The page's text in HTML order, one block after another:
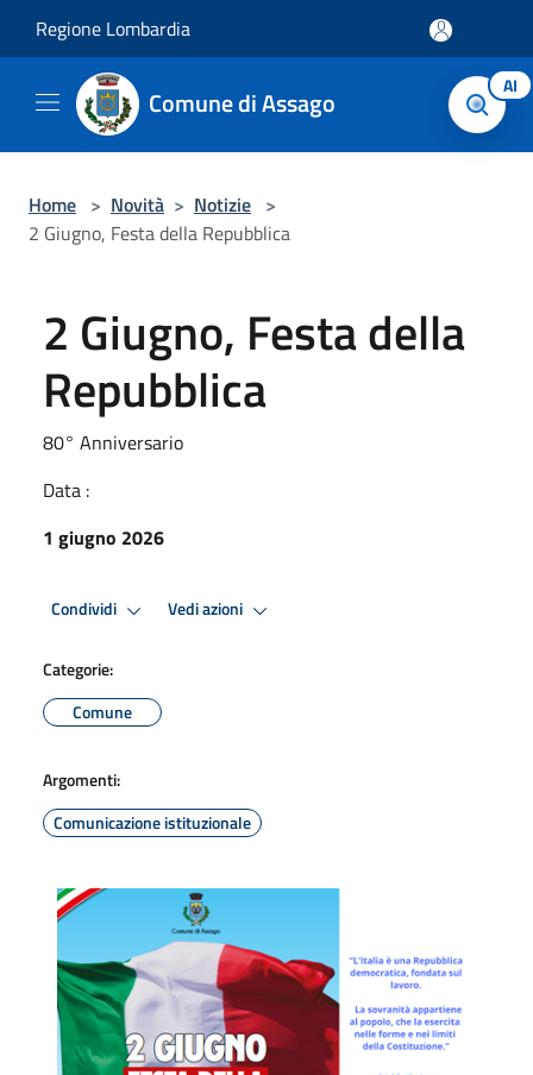
Regione Lombardia
Comune di Assago AI
Home > Novità > Notizie >
2 Giugno, Festa della Repubblica
2 Giugno, Festa della
Repubblica
80° Anniversario
Data :
1 giugno 2026
Condividi Vedi azioni
Categorie:
Comune
Argomenti:
Comunicazione istituzionale